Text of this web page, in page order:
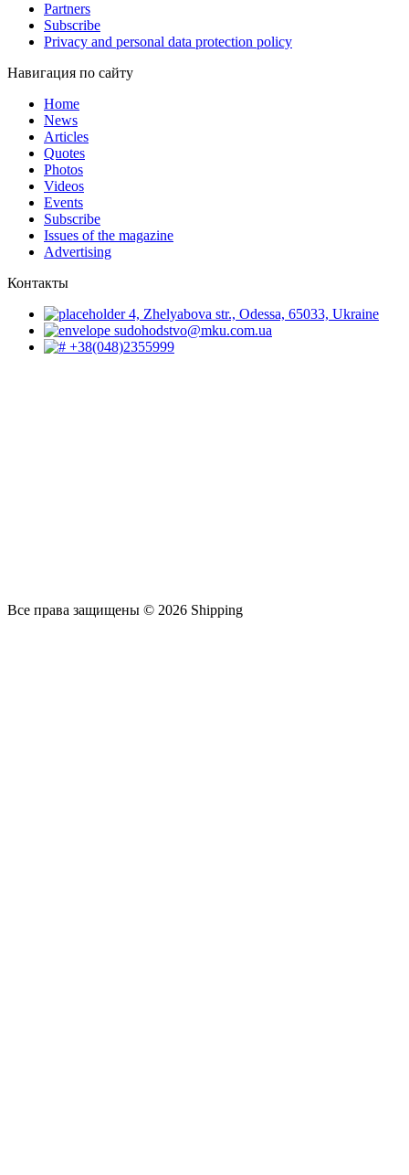
Partners
Subscribe
Privacy and personal data protection policy
Навигация по сайту
Home
News
Articles
Quotes
Photos
Videos
Events
Subscribe
Issues of the magazine
Advertising
Контакты
4, Zhelyabova str., Odessa, 65033, Ukraine
sudohodstvo@mku.com.ua
+38(048)2355999
Все права защищены © 2026 Shipping